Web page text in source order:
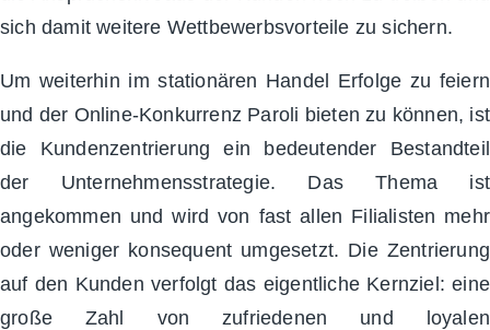
sich damit weitere Wettbewerbsvorteile zu sichern.
Um weiterhin im stationären Handel Erfolge zu feiern
und der Online-Konkurrenz Paroli bieten zu können, ist
die Kundenzentrierung ein bedeutender Bestandteil
der Unternehmensstrategie. Das Thema ist
angekommen und wird von fast allen Filialisten mehr
oder weniger konsequent umgesetzt. Die Zentrierung
auf den Kunden verfolgt das eigentliche Kernziel: eine
große Zahl von zufriedenen und loyalen